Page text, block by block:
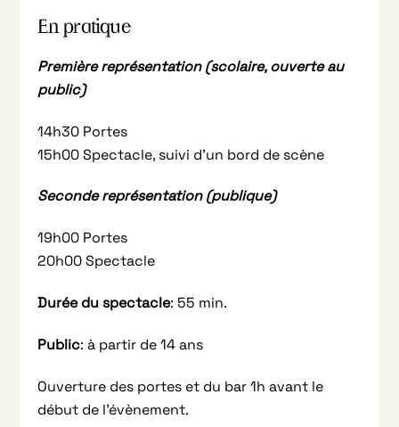
En pratique
Première représentation (scolaire, ouverte au
public)
14h30 Portes
15h00 Spectacle, suivi d’un bord de scène
Seconde représentation (publique)
19h00 Portes
20h00 Spectacle
Durée du spectacle: 55 min.
Public: à partir de 14 ans
Ouverture des portes et du bar 1h avant le
début de l’évènement.